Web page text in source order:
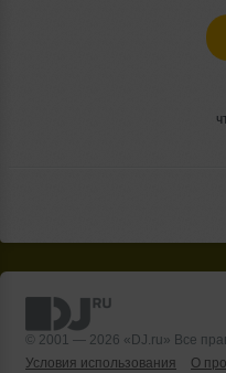
© 2001 — 2026 «DJ.ru» Все
Условия использования
О